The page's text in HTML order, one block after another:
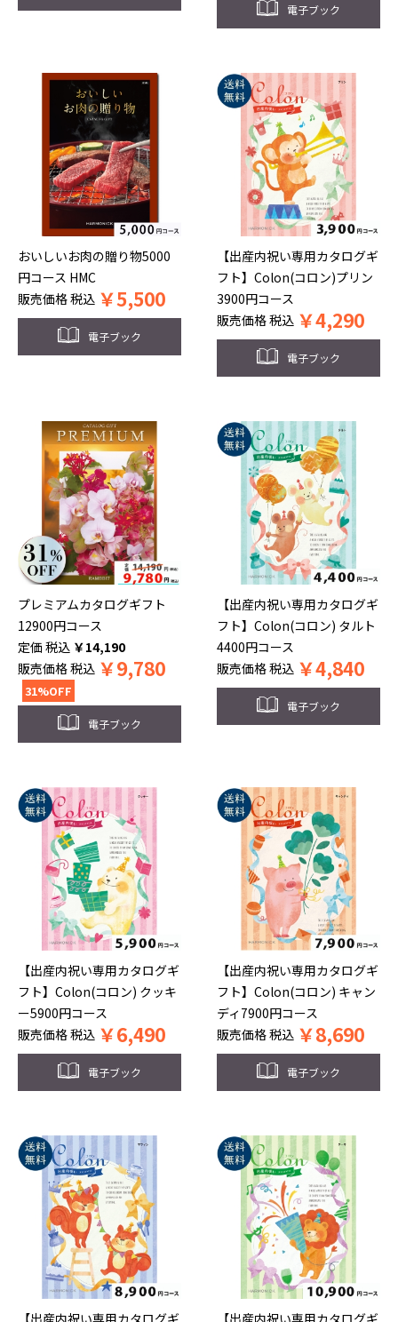
電子ブック
おいしいお肉の贈り物5000
円コース HMC
販売価格税込 ￥5,500
電子ブック
【出産内祝い専用カタログギ
フト】Colon(コロン)プリン
3900円コース
販売価格税込 ￥4,290
電子ブック
プレミアムカタログギフト
12900円コース
税込 ￥14,190
販売価格税込 ￥9,780
31%OFF
電子ブック
【出産内祝い専用カタログギ
フト】Colon(コロン) タルト
4400円コース
販売価格税込 ￥4,840
電子ブック
【出産内祝い専用カタログギ
フト】Colon(コロン) クッキ
ー5900円コース
販売価格税込 ￥6,490
電子ブック
【出産内祝い専用カタログギ
フト】Colon(コロン) キャン
ディ7900円コース
販売価格税込 ￥8,690
電子ブック
【出産内祝い専用カタログギ 【出産内祝い専用カタログギ